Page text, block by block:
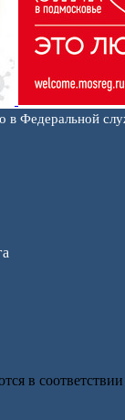
в Федеральной
в